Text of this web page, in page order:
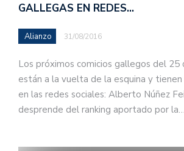
GALLEGAS EN REDES…
Alianzo 31/08/2016
Los próximos comicios gallegos del
están a la vuelta de la esquina y
en las redes sociales: Alberto Núñez
desprende del ranking aportado por la…